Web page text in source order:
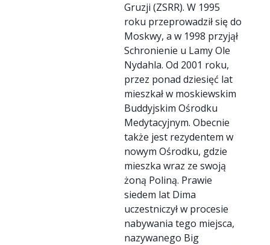
Gruzji (ZSRR). W 1995
roku przeprowadził się do
Moskwy, a w 1998 przyjął
Schronienie u Lamy Ole
Nydahla. Od 2001 roku,
przez ponad dziesięć lat
mieszkał w moskiewskim
Buddyjskim Ośrodku
Medytacyjnym. Obecnie
także jest rezydentem w
nowym Ośrodku, gdzie
mieszka wraz ze swoją
żoną Poliną. Prawie
siedem lat Dima
uczestniczył w procesie
nabywania tego miejsca,
nazywanego Big